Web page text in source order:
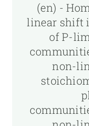
(en) -
linear shift
of P-
non-